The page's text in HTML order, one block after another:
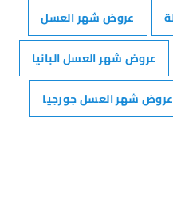
عروض شهر العسل
عروض شهر العسل البانيا
عروض شهر العسل جورجيا